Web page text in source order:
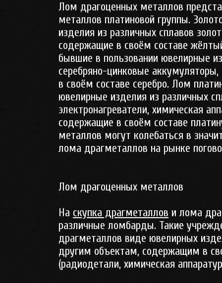
Лом драгоценных металлов
металлов платиновой группы.
изделия из различных сплавов
содержащие в своём составе
бывшие в пользовании ювелирные
серебряно-цинковые
в своём составе серебро. Лом
ювелирные изделия из различных
электронагреватели, химическая
содержащие в своём составе
металлов могут колебаться в
лома драгметаллов на рынке
Лом драгоценных металлов
На скупка драгметаллов и лома
различные ломбарды. Такие
драгметаллов виде ювелирных
другим объектам, содержащим в
(радиодетали, химическая